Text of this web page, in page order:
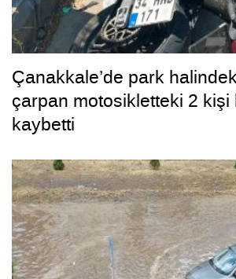
Çanakkale’de park
çarpan motosikletteki 2 kişi
kaybetti